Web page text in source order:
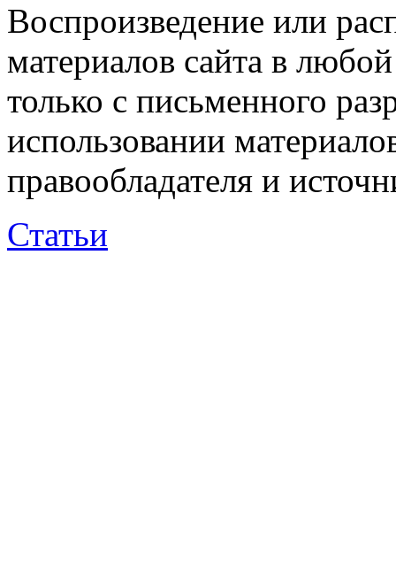
Воспроизведение или
материалов сайта в
только с письменного
использовании
правообладателя и
Статьи